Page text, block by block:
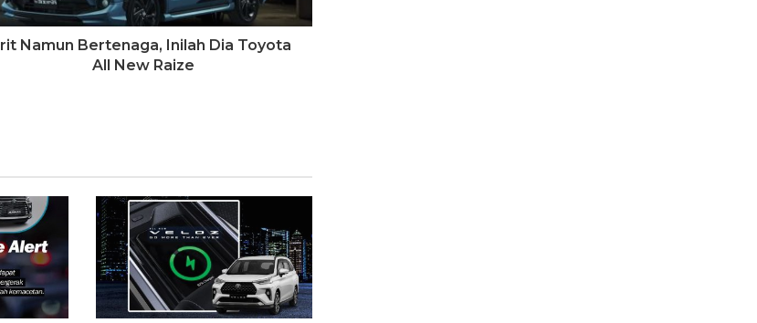
Irit Namun Bertenaga, Inilah Dia Toyota
All New Raize